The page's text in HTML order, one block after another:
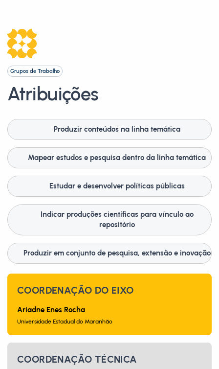
Grupos de Trabalho
Atribuições
Produzir conteúdos na linha temática
Mapear estudos e pesquisa dentro da linha temática
Estudar e desenvolver políticas públicas
Indicar produções científicas para vínculo ao
repositório
Produzir em conjunto de pesquisa, extensão e inovação
COORDENAÇÃO DO EIXO
Ariadne Enes Rocha
Universidade Estadual do Maranhão
COORDENAÇÃO TÉCNICA